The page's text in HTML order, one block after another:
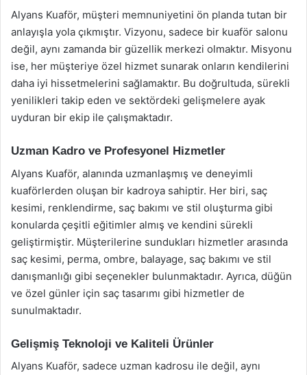
Alyans Kuaför, müşteri memnuniyetini ön planda tutan bir
anlayışla yola çıkmıştır. Vizyonu, sadece bir kuaför salonu
değil, aynı zamanda bir güzellik merkezi olmaktır. Misyonu
ise, her müşteriye özel hizmet sunarak onların kendilerini
daha iyi hissetmelerini sağlamaktır. Bu doğrultuda, sürekli
yenilikleri takip eden ve sektördeki gelişmelere ayak
uyduran bir ekip ile çalışmaktadır.
Uzman Kadro ve Profesyonel Hizmetler
Alyans Kuaför, alanında uzmanlaşmış ve deneyimli
kuaförlerden oluşan bir kadroya sahiptir. Her biri, saç
kesimi, renklendirme, saç bakımı ve stil oluşturma gibi
konularda çeşitli eğitimler almış ve kendini sürekli
geliştirmiştir. Müşterilerine sundukları hizmetler arasında
saç kesimi, perma, ombre, balayage, saç bakımı ve stil
danışmanlığı gibi seçenekler bulunmaktadır. Ayrıca, düğün
ve özel günler için saç tasarımı gibi hizmetler de
sunulmaktadır.
Gelişmiş Teknoloji ve Kaliteli Ürünler
Alyans Kuaför, sadece uzman kadrosu ile değil, aynı